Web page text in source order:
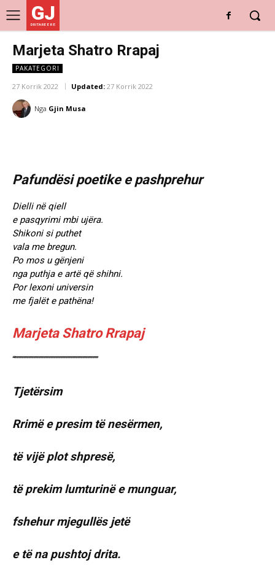
GJ
DRITARE E RE
Marjeta Shatro Rrapaj
PAKATEGORI
27 Korrik 2022 Updated: 27 Korrik 2022
Nga Gjin Musa
Pafundësi poetike e pashprehur
Dielli në qiell
e pasqyrimi mbi ujëra.
Shikoni si puthet
vala me bregun.
Po mos u gënjeni
nga puthja e artë që shihni.
Por lexoni universin
me fjalët e pathëna!
Marjeta Shatro Rrapaj
“””””””””””””””””””””””””””””””””””
Tjetërsim
Rrimë e presim të nesërmen,
të vijë plot shpresë,
të prekim lumturinë e munguar,
fshehur mjegullës jetë
e të na pushtoj drita.